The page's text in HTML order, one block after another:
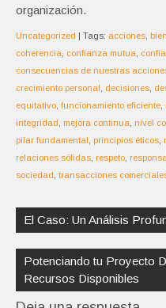
organización.
Uncategorized | Tags: acciones
coherencia
confianza mutua
consecuencias de nuestras
crecimiento personal
decisiones
equitativo funcionamiento eficiente
integridad
mejora continua nivel
pilar fundamental
principios éticos
relaciones sólidas respeto
sociedad transacciones
de
entradas
El Caso: Un Análisis
Potenciando tu Proyecto
Recursos Disponibles